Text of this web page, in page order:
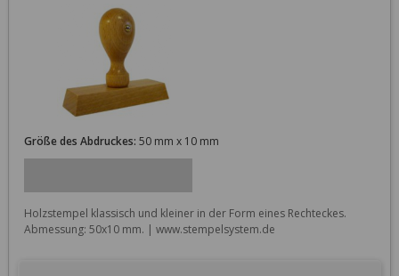
Größe des Abdruckes: 50 mm x 10 mm
Holzstempel klassisch und kleiner in der Form eines Rechteckes.
Abmessung: 50x10 mm. | www.stempelsystem.de